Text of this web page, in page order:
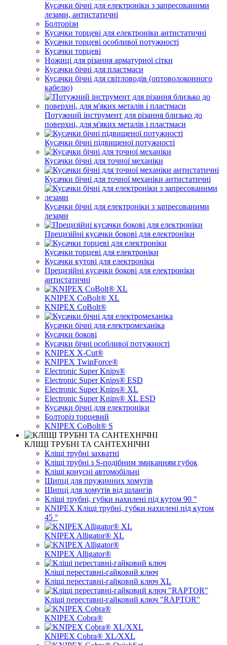
Кусачки бічні для електроніки з запресованими
лезами, антистатичні
Болторізи
Кусачки торцеві для електроніки антистатичні
Кусачки торцеві особливої ​​потужності
Кусачки торцеві
Ножиці для різання арматурної сітки
Кусачки бічні для пластмаси
Кусачки бічні для світловодів (оптоволоконного
кабелю)
Потужний інструмент для різання близько до
поверхні, для м'яких металів і пластмаси
Кусачки бічні підвищеної потужності
Кусачки бічні для точної механіки
Кусачки бічні для точної механіки антистатичні
Кусачки бічні для електроніки з запресованими
лезами
Прецизійні кусачки бокові для електроніки
Кусачки торцеві для електроніки
Кусачки кутові для електроніки
Прецизійні кусачки бокові для електроніки
антистатичні
KNIPEX CoBolt® XL
KNIPEX CoBolt®
Кусачки бічні для електромеханіка
Кусачки бокові
Кусачки бічні особливої ​​потужності
KNIPEX X-Cut®
KNIPEX TwinForce®
Electronic Super Knips®
Electronic Super Knips® ESD
Electronic Super Knips® XL
Electronic Super Knips® XL ESD
Кусачки бічні для електроніки
Болторіз торцевий
KNIPEX CoBolt® S
КЛІЩІ ТРУБНІ ТА САНТЕХНІЧНІ
Кліщі трубні захватні
Кліщі трубні з S-подібним змиканням губок
Кліщі конусні автомобільні
Щипці для пружинних хомутів
Щипці для хомутів від шлангів
Кліщі трубні, губки нахилені під кутом 90 °
KNIPEX Кліщі трубні, губки нахилені під кутом
45 °
KNIPEX Alligator® XL
KNIPEX Alligator®
Кліщі переставні-гайковий ключ
Кліщі переставні-гайковий ключ XL
Кліщі переставні-гайковий ключ "RAPTOR"
KNIPEX Cobra®
KNIPEX Cobra® XL/XXL